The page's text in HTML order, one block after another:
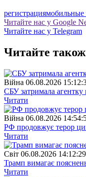
регистрациямобильные
Читайте нас у Google
Читайте нас у Telegram
Читайте також
Війна 06.08.2026
СБУ затримала агентку
Читати
Війна 06.08.2026
РФ продовжує терор
Читати
Свiт 06.08.2026 14:12:29
Трамп вимагає
Читати